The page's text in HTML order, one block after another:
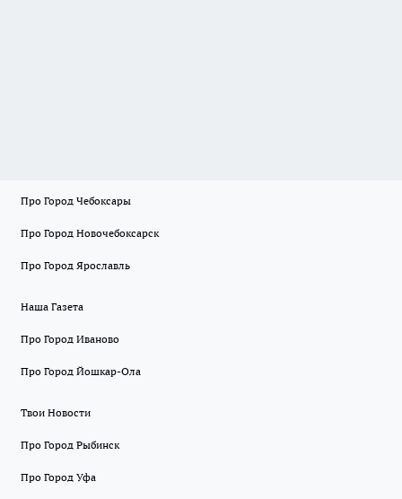
Про Город Чебоксары
Про Город Новочебоксарск
Про Город Ярославль
Наша Газета
Про Город Иваново
Про Город Йошкар-Ола
Твои Новости
Про Город Рыбинск
Про Город Уфа